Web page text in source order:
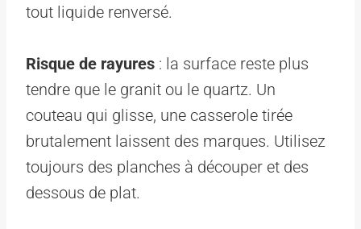
tout liquide renversé.
Risque de rayures : la surface reste plus
tendre que le granit ou le quartz. Un
couteau qui glisse, une casserole tirée
brutalement laissent des marques. Utilisez
toujours des planches à découper et des
dessous de plat.